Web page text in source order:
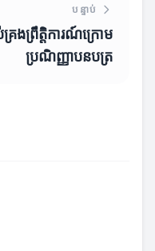
បន្ទាប់
គ្រងព្រឹត្តិការណ៍ក្រោម
ប្រណិញ្ញាបនបត្រ